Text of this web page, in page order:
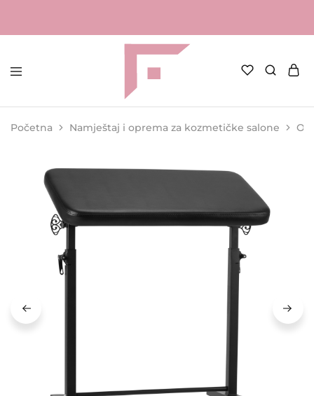
FAME
Profesionalna
za
kozmetičke
Početna Namještaj i oprema za kozmetičke salone